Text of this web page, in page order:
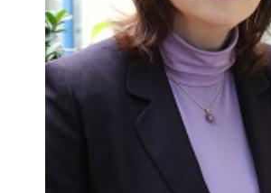
БИРЖАКОВА МАРИЯ
Заместитель директора
Прием: вт с 10-13:00, ср с 14 до 18
тел. 8 (499) 977-17-05